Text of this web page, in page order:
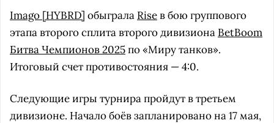
Imago [HYBRD] обыграла Riseв бою группового
этапа второго сплита второго дивизиона BetBoom
Битва Чемпионов 2025по «Миру танков».
Итоговый счет противостояния — 4:0.
Следующие игры турнира пройдут в третьем
дивизионе. Начало боёв запланировано на 17 мая,